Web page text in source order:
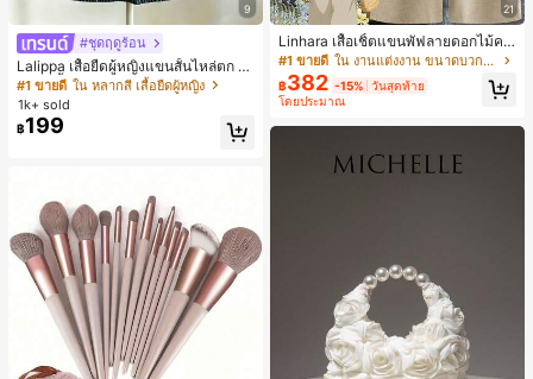
9
#ชุดฤดูร้อน
Lalippa เสื้อยืดผู้หญิงแขนสั้นไหล่ตก ค
อวีปกเสื้อ ลายพิมพ์ดิจิทัลลายทาง สไตล์
สปอร์ตแฟชั่นมินิมอล ของขวัญสำหรับเ
พื่อน
#1 ขายดี ใน หลากสี เสื้อยืดผู้หญิง
1k+ sold
฿199
21
Linhara เสื้อเชิ้ตแขนพัฟลายดอกไม้คอ
ปกไม่สมมาตรสำหรับผู้หญิงไซส์ใหญ่ +
กางเกงลำลองทรงหลวมเอวยางยืด 2 ชิ้
น สำหรับฤดูใบไม้ผลิ/ฤดูร้อน
#1 ขายดี ใน งานแต่งงาน ขนาดบวก Co-Ords
฿382 -15% วันสุดท้าย
โดยประมาณ